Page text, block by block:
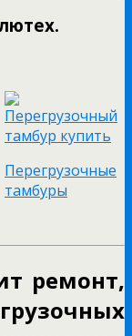
Перегрузочные
тамбуры
ремонт,